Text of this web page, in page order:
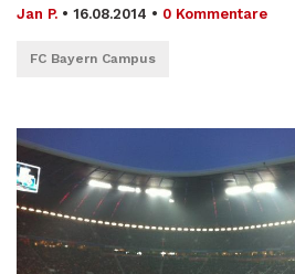
Jan P. • 16.08.2014 • 0 Kommentare
FC Bayern Campus